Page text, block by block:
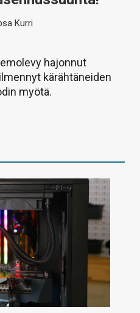
Kurri
hajonnut
kärähtäneiden
myötä.